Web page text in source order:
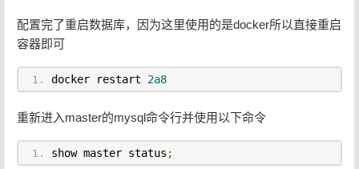
配置完了重启数据库，因为这里使用的是docker所以直接重启
容器即可
docker restart 2a8
重新进入master的mysql命令行并使用以下命令
show master status ;